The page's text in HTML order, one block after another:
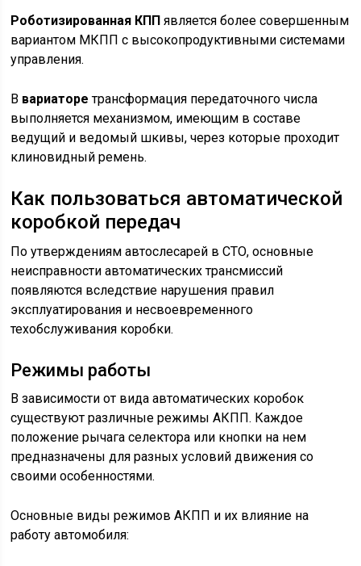
Роботизированная КПП является более совершенным
вариантом МКПП с высокопродуктивными системами
управления.
В вариаторе трансформация передаточного числа
выполняется механизмом, имеющим в составе
ведущий и ведомый шкивы, через которые проходит
клиновидный ремень.
Как пользоваться автоматической
коробкой передач
По утверждениям автослесарей в СТО, основные
неисправности автоматических трансмиссий
появляются вследствие нарушения правил
эксплуатирования и несвоевременного
техобслуживания коробки.
Режимы работы
В зависимости от вида автоматических коробок
существуют различные режимы АКПП. Каждое
положение рычага селектора или кнопки на нем
предназначены для разных условий движения со
своими особенностями.
Основные виды режимов АКПП и их влияние на
работу автомобиля: